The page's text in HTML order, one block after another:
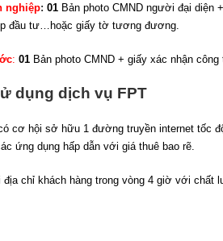
nghiệp: 01 Bản photo CMND người đại diện
đầu tư…hoặc giấy tờ tương đương.
: 01 Bản photo CMND + giấy xác nhận công
dụng dịch vụ FPT
cơ hội sở hữu 1 đường truyền internet tốc
ứng dụng hấp dẫn với giá thuê bao rẽ.
chỉ khách hàng trong vòng 4 giờ với chất